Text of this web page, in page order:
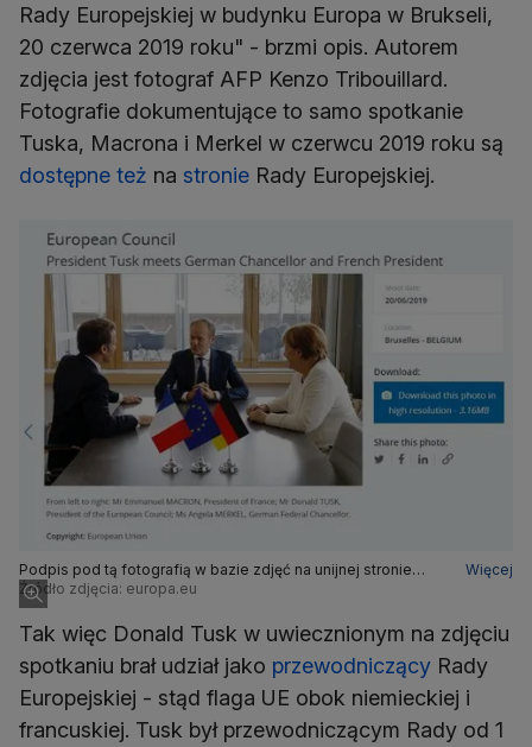
Rady Europejskiej w budynku Europa w Brukseli,
20 czerwca 2019 roku" - brzmi opis. Autorem
zdjęcia jest fotograf AFP Kenzo Tribouillard.
Fotografie dokumentujące to samo spotkanie
Tuska, Macrona i Merkel w czerwcu 2019 roku są
dostępne też na stronie Rady Europejskiej.
Podpis pod tą fotografią w bazie zdjęć na unijnej stronie
informuje, że Donald Tusk brał udział w tym spotkaniu jako
przewodniczący Rady Europejskiej
Więcej
Źródło zdjęcia: europa.eu
Tak więc Donald Tusk w uwiecznionym na zdjęciu
spotkaniu brał udział jako przewodniczący Rady
Europejskiej - stąd flaga UE obok niemieckiej i
francuskiej. Tusk był przewodniczącym Rady od 1